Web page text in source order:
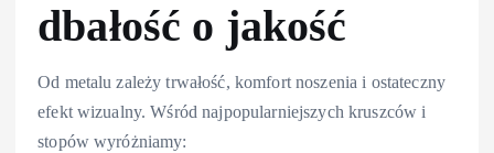
dbałość o jakość
Od metalu zależy trwałość, komfort noszenia i ostateczny
efekt wizualny. Wśród najpopularniejszych kruszców i
stopów wyróżniamy: